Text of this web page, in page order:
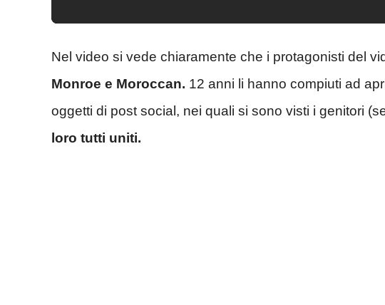
Nel video si vede chiaramente che i protagonisti del
Monroe e Moroccan. 12 anni li hanno compiuti ad
oggetti di post social, nei quali si sono visti i genitori
loro tutti uniti.